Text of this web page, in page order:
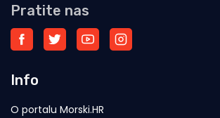
Pratite nas
Info
O portalu Morski.HR